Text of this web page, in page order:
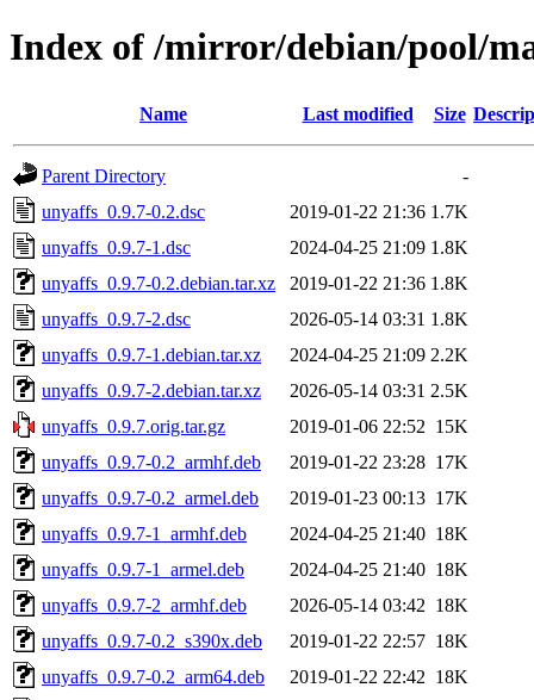
Index of /mirror/debian/pool/
Name Last modified Size
Parent Directory
-
unyaffs_0.9.7-0.2.dsc
2019-01-22 21:36 1.7K
unyaffs_0.9.7-1.dsc
2024-04-25 21:09 1.8K
unyaffs_0.9.7-0.2.debian.tar.xz
2019-01-22 21:36 1.8K
unyaffs_0.9.7-2.dsc
2026-05-14 03:31 1.8K
unyaffs_0.9.7-1.debian.tar.xz
2024-04-25 21:09 2.2K
unyaffs_0.9.7-2.debian.tar.xz
2026-05-14 03:31 2.5K
unyaffs_0.9.7.orig.tar.gz
2019-01-06 22:52 15K
unyaffs_0.9.7-0.2_armhf.deb
2019-01-22 23:28 17K
unyaffs_0.9.7-0.2_armel.deb
2019-01-23 00:13 17K
unyaffs_0.9.7-1_armhf.deb
2024-04-25 21:40 18K
unyaffs_0.9.7-1_armel.deb
2024-04-25 21:40 18K
unyaffs_0.9.7-2_armhf.deb
2026-05-14 03:42 18K
unyaffs_0.9.7-0.2_s390x.deb
2019-01-22 22:57 18K
unyaffs_0.9.7-0.2_arm64.deb
2019-01-22 22:42 18K